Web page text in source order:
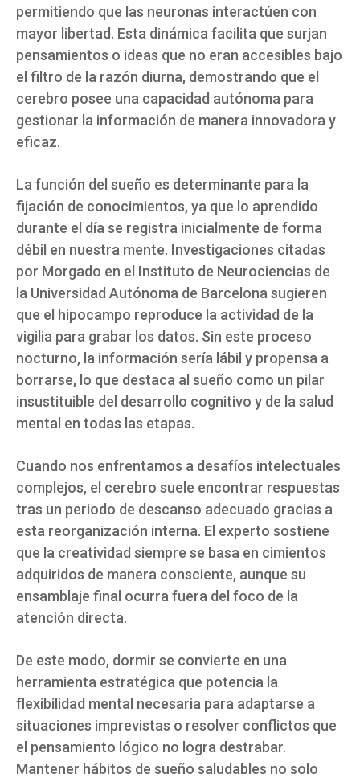
permitiendo que las neuronas interactúen con
mayor libertad. Esta dinámica facilita que surjan
pensamientos o ideas que no eran accesibles bajo
el filtro de la razón diurna, demostrando que el
cerebro posee una capacidad autónoma para
gestionar la información de manera innovadora y
eficaz.
La función del sueño es determinante para la
fijación de conocimientos, ya que lo aprendido
durante el día se registra inicialmente de forma
débil en nuestra mente. Investigaciones citadas
por Morgado en el Instituto de Neurociencias de
la Universidad Autónoma de Barcelona sugieren
que el hipocampo reproduce la actividad de la
vigilia para grabar los datos. Sin este proceso
nocturno, la información sería lábil y propensa a
borrarse, lo que destaca al sueño como un pilar
insustituible del desarrollo cognitivo y de la salud
mental en todas las etapas.
Cuando nos enfrentamos a desafíos intelectuales
complejos, el cerebro suele encontrar respuestas
tras un periodo de descanso adecuado gracias a
esta reorganización interna. El experto sostiene
que la creatividad siempre se basa en cimientos
adquiridos de manera consciente, aunque su
ensamblaje final ocurra fuera del foco de la
atención directa.
De este modo, dormir se convierte en una
herramienta estratégica que potencia la
flexibilidad mental necesaria para adaptarse a
situaciones imprevistas o resolver conflictos que
el pensamiento lógico no logra destrabar.
Mantener hábitos de sueño saludables no solo